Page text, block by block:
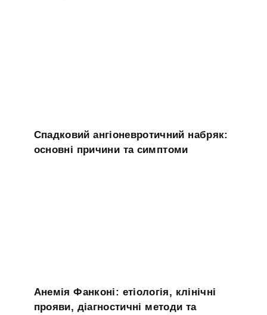
Спадковий ангіоневротичний набряк:
основні причини та симптоми
Анемія Фанконі: етіологія, клінічні
прояви, діагностичні методи та